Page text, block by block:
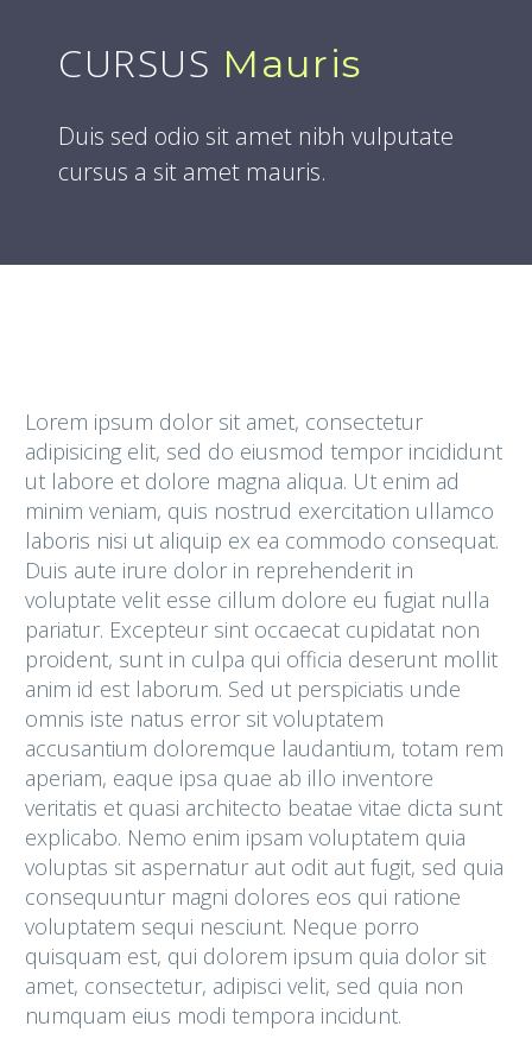
CURSUS Mauris
Duis sed odio sit amet nibh vulputate
cursus a sit amet mauris.
Lorem ipsum dolor sit amet, consectetur
adipisicing elit, sed do eiusmod tempor incididunt
ut labore et dolore magna aliqua. Ut enim ad
minim veniam, quis nostrud exercitation ullamco
laboris nisi ut aliquip ex ea commodo consequat.
Duis aute irure dolor in reprehenderit in
voluptate velit esse cillum dolore eu fugiat nulla
pariatur. Excepteur sint occaecat cupidatat non
proident, sunt in culpa qui officia deserunt mollit
anim id est laborum. Sed ut perspiciatis unde
omnis iste natus error sit voluptatem
accusantium doloremque laudantium, totam rem
aperiam, eaque ipsa quae ab illo inventore
veritatis et quasi architecto beatae vitae dicta sunt
explicabo. Nemo enim ipsam voluptatem quia
voluptas sit aspernatur aut odit aut fugit, sed quia
consequuntur magni dolores eos qui ratione
voluptatem sequi nesciunt. Neque porro
quisquam est, qui dolorem ipsum quia dolor sit
amet, consectetur, adipisci velit, sed quia non
numquam eius modi tempora incidunt.